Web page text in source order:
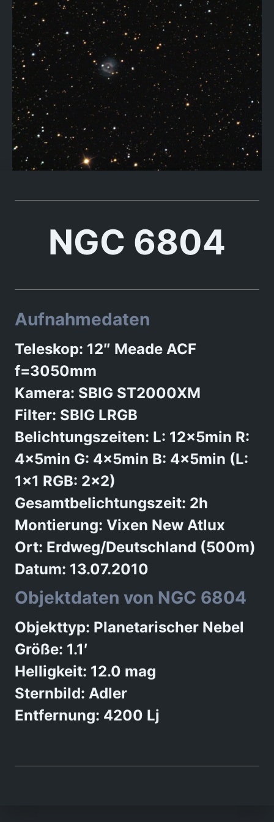
NGC 6804
Aufnahmedaten
Teleskop: 12″ Meade ACF
f=3050mm
Kamera: SBIG ST2000XM
Filter: SBIG LRGB
Belichtungszeiten: L: 12x5min R:
4x5min G: 4x5min B: 4x5min (L:
1×1 RGB: 2×2)
Gesamtbelichtungszeit: 2h
Montierung: Vixen New Atlux
Ort: Erdweg/Deutschland (500m)
Datum: 13.07.2010
Objektdaten von NGC 6804
Objekttyp: Planetarischer Nebel
Größe: 1.1′
Helligkeit: 12.0 mag
Sternbild: Adler
Entfernung: 4200 Lj